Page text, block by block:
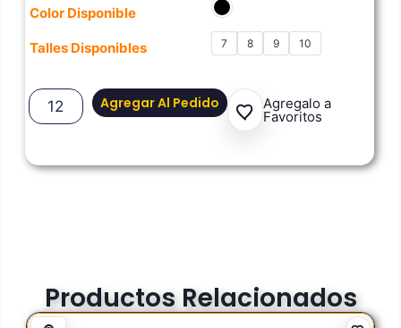
Color Disponible
Talles Disponibles 7 8 9 10
Agregar Al Pedido Agregalo a
Favoritos
Productos Relacionados